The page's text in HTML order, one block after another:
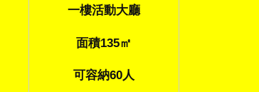
一樓活動大廳
面積135㎡
可容納60人